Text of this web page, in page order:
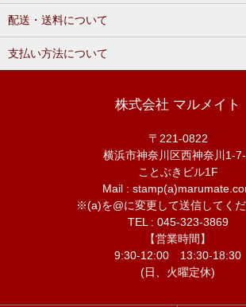
配送・送料について
支払い方法について
株式会社 マルメイト
〒221-0822
横浜市神奈川区西神奈川1-
ことぶきビル1F
Mail :
※(a)を@に変更して送信してくだ
TEL : 045-323-3869
【営業時間】
9:30-12:00 13:30-18:30
(日、火曜定休)